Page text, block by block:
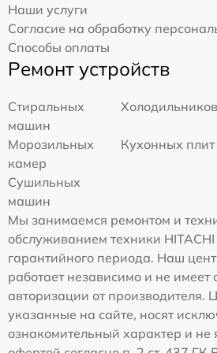
Наши услуги
Согласие на обработку
Способы оплаты
Ремонт устройств
Стиральных
машин
Холодильников
Морозильных
камер
Кухонных плит
Сушильных
машин
Мы занимаемся ремонтом и
обслуживанием техники
гарантийного периода. Наш
работает независимо и не
авторизации от производителя.
указанные на сайте, носят
ознакомительный характер и не